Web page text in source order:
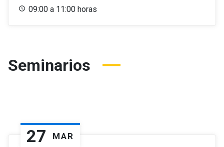
09:00 a 11:00 horas
Seminarios
27 MAR